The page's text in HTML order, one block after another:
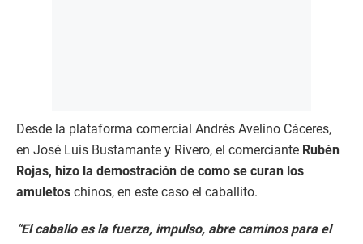
Desde la plataforma comercial Andrés Avelino Cáceres,
en José Luis Bustamante y Rivero, el comerciante Rubén
Rojas, hizo la demostración de como se curan los
amuletos chinos, en este caso el caballito.
“El caballo es la fuerza, impulso, abre caminos para el